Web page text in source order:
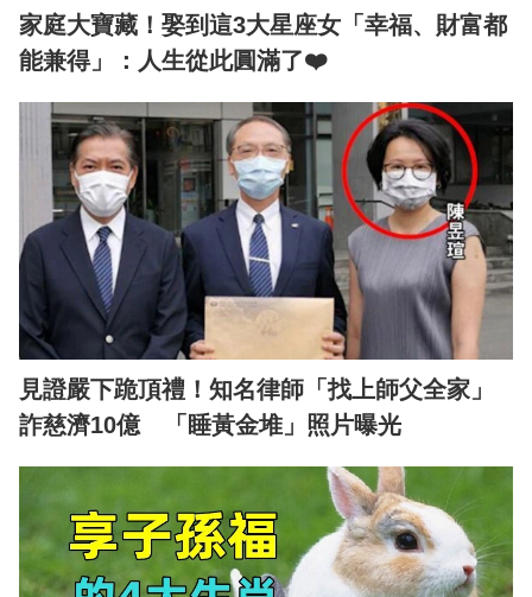
家庭大寶藏！娶到這3大星座女「幸福、財富都
能兼得」：人生從此圓滿了❤️
見證嚴下跪頂禮！知名律師「找上師父全家」
詐慈濟10億 「睡黃金堆」照片曝光